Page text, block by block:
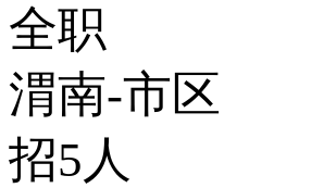
全职
渭南-市区
招5人